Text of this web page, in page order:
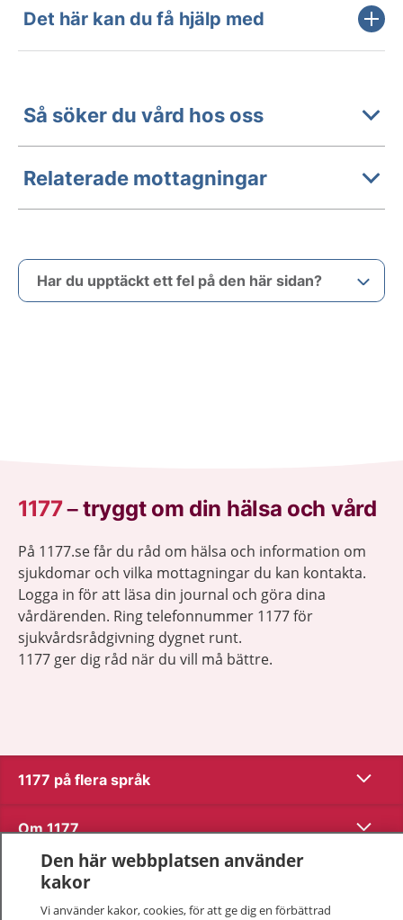
Det här kan du få hjälp med
Så söker du vård hos oss
Relaterade mottagningar
Har du upptäckt ett fel på den här sidan?
1177–tryggt om din hälsa och vård
På 1177.se får du råd om hälsa och information om
sjukdomar och vilka mottagningar du kan kontakta.
Logga in för att läsa din journal och göra dina
vårdärenden. Ring telefonnummer 1177 för
sjukvårdsrådgivning dygnet runt.
1177 ger dig råd när du vill må bättre.
1177 på flera språk Visa
Om 1177 Visa
Kontakt
Den här webbplatsen använder
kakor
Vi använder kakor, cookies, för att ge dig en förbättrad